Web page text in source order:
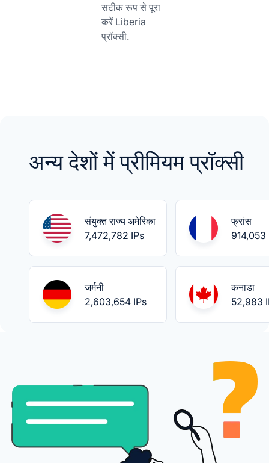
सटीक रूप से पूरा
करें Liberia
प्रॉक्सी.
अन्य देशों में प्रीमियम प्रॉक्सी
संयुक्त राज्य अमेरिका
7,472,782 IPs
फ्रांस
914,053
जर्मनी
2,603,654 IPs
कनाडा
52,983